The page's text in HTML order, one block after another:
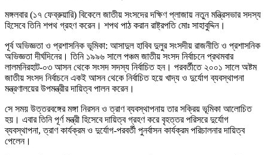
মঙ্গলবার (১৭ ফেব্রুয়ারি) বিকেলে জাতীয় সংসদের দক্ষিণ প্লাজায় নতুন মন্ত্রিসভার সদস্য
হিসেবে তিনি শপথ গ্রহণ করেন। শপথ পাঠ করান রাষ্ট্রপতি মোঃ সাহাবুদ্দিন।
পূর্ব অভিজ্ঞতা ও প্রশাসনিক ভূমিকা: আসাদুল হাবিব দুলুর সংসদীয় রাজনীতি ও প্রশাসনিক
অভিজ্ঞতা দীর্ঘদিনের। তিনি ১৯৯৬ সালে পঞ্চম জাতীয় সংসদ নির্বাচনে প্রথমবার
লালমনিরহাট-০৩ আসন থেকে সংসদ সদস্য নির্বাচিত হন। পরবর্তীতে ২০০১ সালে অষ্টম
জাতীয় সংসদ নির্বাচনে একই আসন থেকে নির্বাচিত হয়ে খাদ্য ও দুর্যোগ ব্যবস্থাপনা
মন্ত্রণালয়ের উপমন্ত্রীর দায়িত্ব পালন করেন।
সে সময় উত্তরবঙ্গের মঙ্গা নিরসন ও ত্রাণ ব্যবস্থাপনায় তার সক্রিয় ভূমিকা আলোচিত
হয়। এবার তিনি পূর্ণ মন্ত্রী হিসেবে দায়িত্ব গ্রহণ করে বৃহত্তর পরিসরে দুর্যোগ
ব্যবস্থাপনা, ত্রাণ কার্যক্রম ও দুর্যোগ-পরবর্তী পুনর্বাসন কার্যক্রম পরিচালনার দায়িত্ব
পেলেন।